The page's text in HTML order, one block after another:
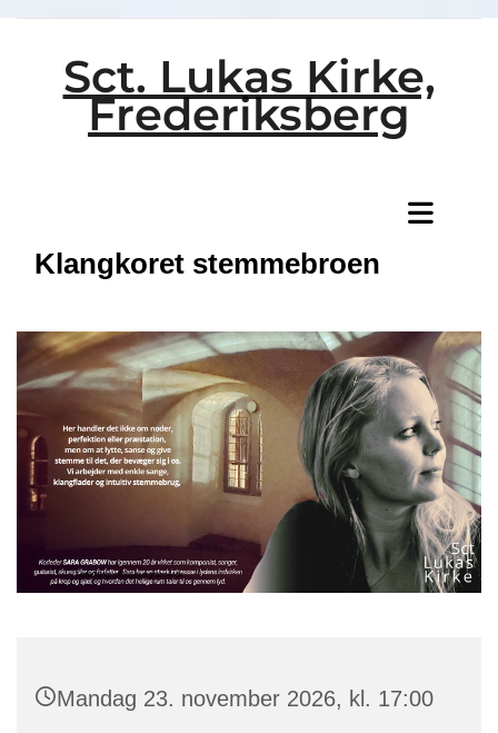
Sct. Lukas Kirke,
Frederiksberg
Klangkoret stemmebroen
Mandag 23. november 2026, kl. 17:00